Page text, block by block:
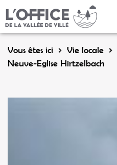
Vous êtes ici Vie locale
Neuve-Eglise Hirtzelbach
Panneau de gestion des cookies